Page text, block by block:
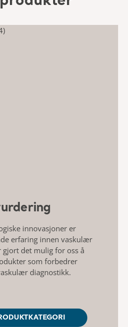
innovasjoner er
erfaring innen vaskulær
det mulig for oss å
som forbedrer
diagnostikk.